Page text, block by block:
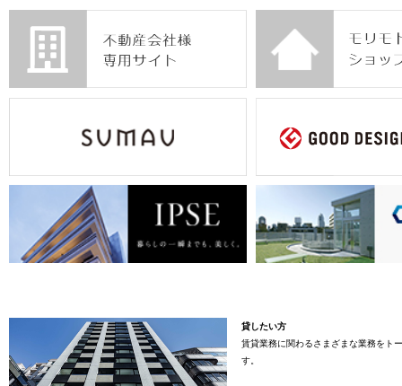
貸したい方
賃貸業務に関わるさまざまな業務をト
す。